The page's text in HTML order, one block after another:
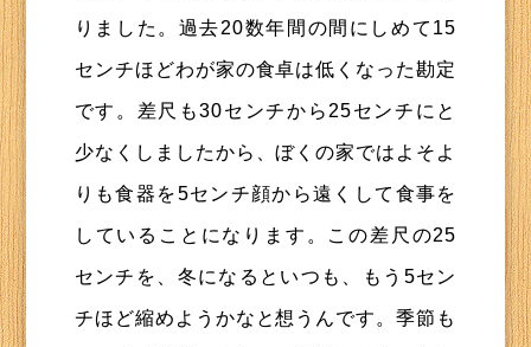
りました。過去20数年間の間にしめて15
センチほどわが家の食卓は低くなった勘定
です。差尺も30センチから25センチにと
少なくしましたから、ぼくの家ではよそよ
りも食器を5センチ顔から遠くして食事を
していることになります。この差尺の25
センチを、冬になるといつも、もう5セン
チほど縮めようかなと想うんです。季節も